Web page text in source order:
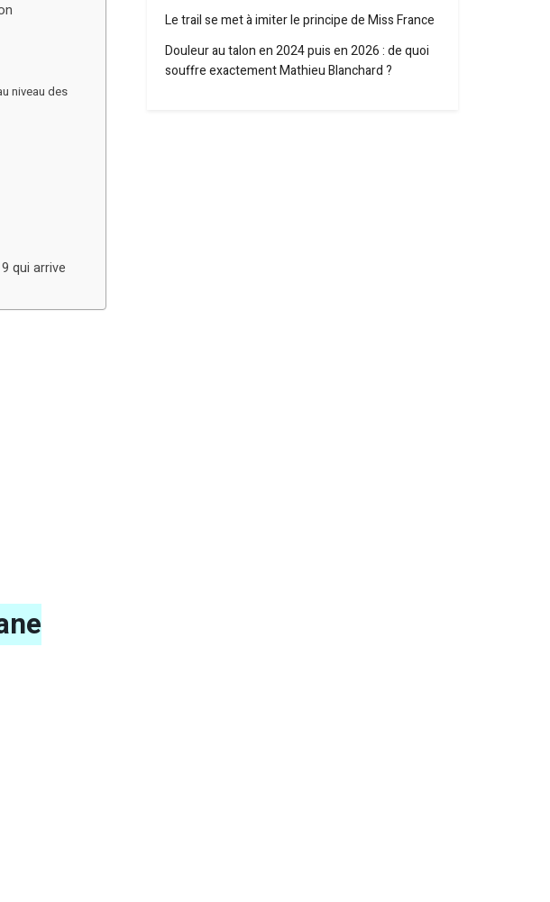
niveau des
qui arrive
Le trail se met à imiter le principe de Miss France
Douleur au talon en 2024 puis en 2026 : de quoi
souffre exactement Mathieu Blanchard ?